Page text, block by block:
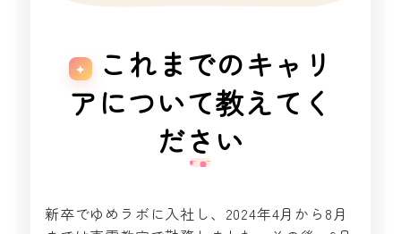
これまでのキャリ
アについて教えてく
ださい
新卒でゆめラボに入社し、2024年4月から8月